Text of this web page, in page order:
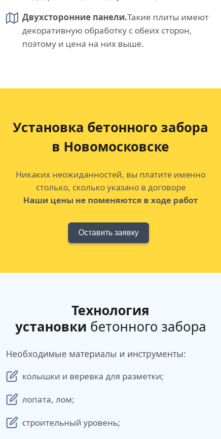
Двухсторонние панели.Такие плиты имеют
декоративную обработку с обеих сторон,
поэтому и цена на них выше.
Установка бетонного забора
в Новомосковске
Никаких неожиданностей, вы платите именно
столько, сколько указано в договоре
Наши цены не поменяются в ходе работ
Оставить заявку
Технология
установки бетонного забора
Необходимые материалы и инструменты:
колышки и веревка для разметки;
лопата, лом;
строительный уровень;